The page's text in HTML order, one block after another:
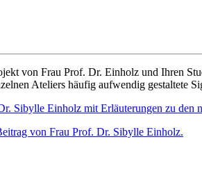
von Frau Prof. Dr. Einholz und Ihren
Ateliers häufig aufwendig gestaltete
Sibylle Einholz mit Erläuterungen zu den
von Frau Prof. Dr. Sibylle Einholz.